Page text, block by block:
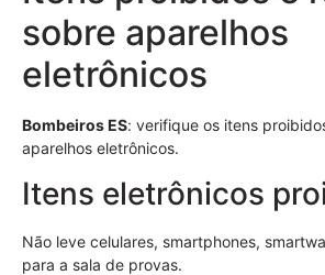
sobre aparelhos
eletrônicos
Bombeiros ES: verifique os itens
aparelhos eletrônicos.
Itens eletrônicos
Não leve celulares, smartphones,
para a sala de provas.